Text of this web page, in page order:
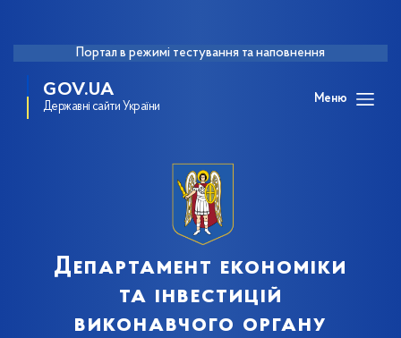
Портал в режимі тестування та наповнення
GOV.UA
Державні сайти України
Меню
Департамент економіки
та інвестицій
виконавчого органу